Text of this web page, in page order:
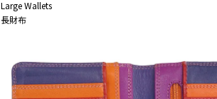
Large Wallets
長財布